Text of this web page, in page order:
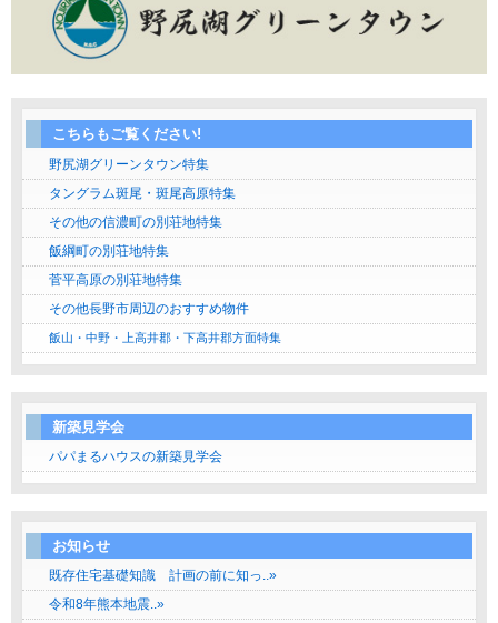
こちらもご覧ください!
野尻湖グリーンタウン特集
タングラム斑尾・斑尾高原特集
その他の信濃町の別荘地特集
飯綱町の別荘地特集
菅平高原の別荘地特集
その他長野市周辺のおすすめ物件
飯山・中野・上高井郡・下高井郡方面特集
新築見学会
パパまるハウスの新築見学会
お知らせ
既存住宅基礎知識 計画の前に知っ..»
令和8年熊本地震..»